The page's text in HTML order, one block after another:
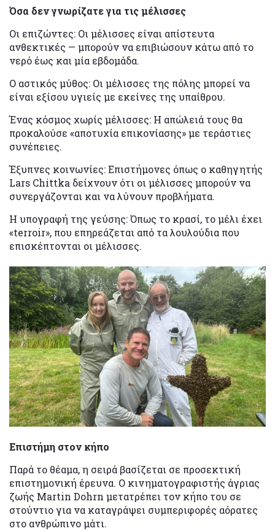
Όσα δεν γνωρίζατε για τις μέλισσες
Οι επιζώντες: Οι μέλισσες είναι απίστευτα
ανθεκτικές — μπορούν να επιβιώσουν κάτω από το
νερό έως και μία εβδομάδα.
Ο αστικός μύθος: Οι μέλισσες της πόλης μπορεί να
είναι εξίσου υγιείς με εκείνες της υπαίθρου.
Ένας κόσμος χωρίς μέλισσες: Η απώλειά τους θα
προκαλούσε «αποτυχία επικονίασης» με τεράστιες
συνέπειες.
Έξυπνες κοινωνίες: Επιστήμονες όπως ο καθηγητής
Lars Chittka δείχνουν ότι οι μέλισσες μπορούν να
συνεργάζονται και να λύνουν προβλήματα.
Η υπογραφή της γεύσης: Όπως το κρασί, το μέλι έχει
«terroir», που επηρεάζεται από τα λουλούδια που
επισκέπτονται οι μέλισσες.
Επιστήμη στον κήπο
Παρά το θέαμα, η σειρά βασίζεται σε προσεκτική
επιστημονική έρευνα. Ο κινηματογραφιστής άγριας
ζωής Martin Dohrn μετατρέπει τον κήπο του σε
στούντιο για να καταγράψει συμπεριφορές αόρατες
στο ανθρώπινο μάτι.